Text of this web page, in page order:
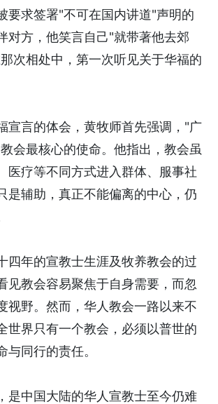
要求签署"不可在国内讲道"声明的
对方，他笑言自己"就带著他去郊
次相处中，第一次听见关于华福的
宣言的体会，黄牧师首先强调，"广
会最核心的使命。他指出，教会虽
医疗等不同方式进入群体、服事社
是辅助，真正不能偏离的中心，仍
四年的宣教士生涯及牧养教会的过
见教会容易聚焦于自身需要，而忽
视野。然而，华人教会一路以来不
世界只有一个教会，必须以普世的
与同行的责任。
是中国大陆的华人宣教士至今仍难